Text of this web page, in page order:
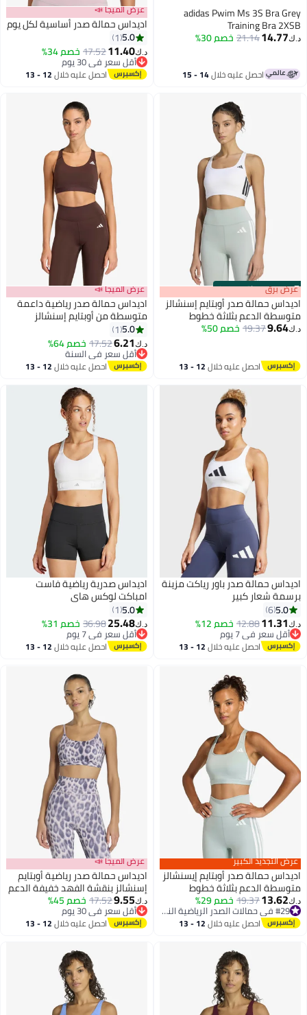
adidas Pwim Ms 3S
Training Bra
21.14خصم 30%
احصل عليه خلال 14 - 15
عرض الميجا 📣
اديداس حمالة صدر أساسية لكل يوم
1
11.40
17.52خصم 34%
أقل سعر في 30 يوم
أقل سعر في 30 يوماحصل عليه خلال 12 - 13
00m
·باقي 100%
4
حمالة صدر أوبتايم إسنشالز
الدعم بثلاثة خطوط
19.37خصم 50%
احصل عليه خلال 12 - 13
اغسطس
عرض الميجا 📣
اديداس حمالة صدر رياضية داعمة
متوسطة من أوبتايم إسنشالز
1
6.21
17.52خصم 64%
أقل سعر في السنة
أقل سعر في السنة
احصل عليه خلال 12 - 13
اغسطس
حمالة صدر باور رياكت مزينة
شعار كبير
6
12.88خصم 12%
سعر في 7 يوم
سعر في 7 يوم
احصل عليه خلال 12 - 13
اديداس صدرية رياضية فاست
امباكت لوكس هاي
1
25.48
36.98خصم 31%
أقل سعر في 7 يوم
أقل سعر في 7 يوماحصل عليه خلال 12 - 13
الكبير
حمالة صدر أوبتايم إيسنشالز
الدعم بثلاثة خطوط
19.37خصم 29%
في 30 يوم
#29 في حمالات الصدر الرياضية النسائية احصل عليه خلال 12 - 13
عرض الميجا 📣
اديداس حمالة صدر رياضية أوبتايم
إسنشالز بنقشة الفهد خفيفة الدعم
9.55
17.52خصم 45%
أقل سعر في 30 يوم
أقل سعر في 30 يوماحصل عليه خلال 12 - 13